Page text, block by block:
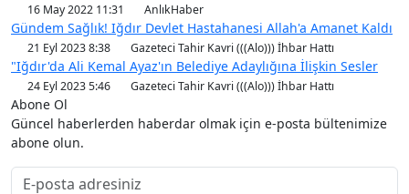
16 May 2022 11:31 AnlıkHaber
Gündem Sağlık! Iğdır Devlet Hastahanesi Allah'a Amanet Kaldı
21 Eyl 2023 8:38 Gazeteci Tahir Kavri (((Alo))) İhbar Hattı
"Iğdır'da Ali Kemal Ayaz'ın Belediye Adaylığına İlişkin Sesler
24 Eyl 2023 5:46 Gazeteci Tahir Kavri (((Alo))) İhbar Hattı
Abone Ol
Güncel haberlerden haberdar olmak için e-posta bültenimize
abone olun.